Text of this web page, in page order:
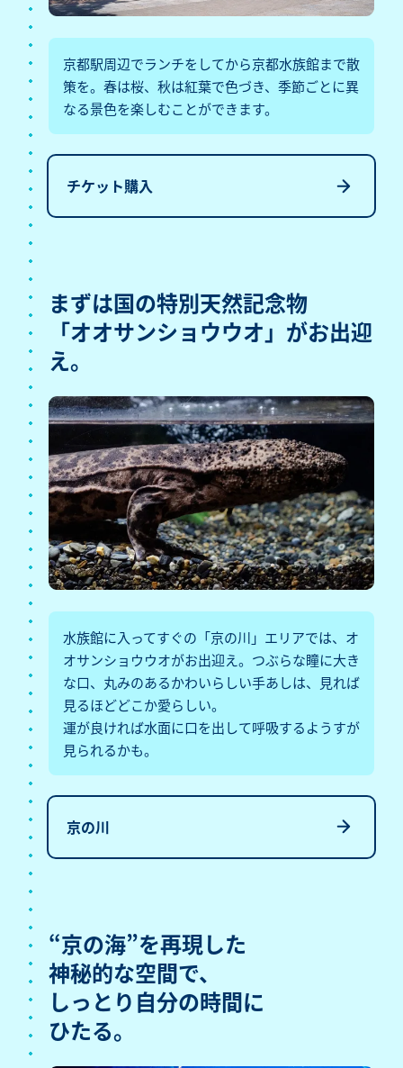
京都駅周辺でランチをしてから京都水族館まで散
策を。春は桜、秋は紅葉で色づき、季節ごとに異
なる景色を楽しむことができます。
チケット購入
まずは国の特別天然記念物
「オオサンショウウオ」がお出迎
え。
水族館に入ってすぐの「京の川」エリアでは、オ
オサンショウウオがお出迎え。つぶらな瞳に大き
な口、丸みのあるかわいらしい手あしは、見れば
見るほどどこか愛らしい。
運が良ければ水面に口を出して呼吸するようすが
見られるかも。
京の川
“京の海”を再現した
神秘的な空間で、
しっとり自分の時間に
ひたる。